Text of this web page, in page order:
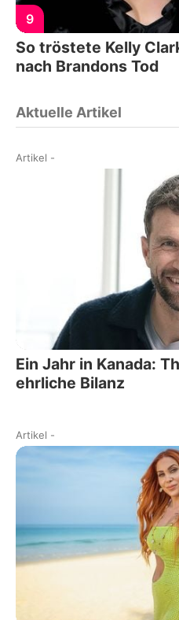
9
So tröstete Kelly
nach Brandons Tod
Aktuelle Artikel
Artikel -
Ein Jahr in Kanada:
ehrliche Bilanz
Artikel -